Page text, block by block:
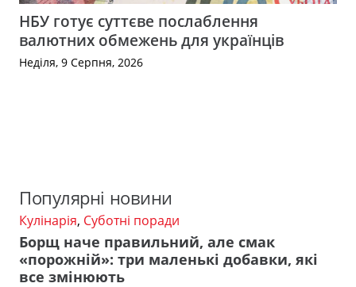
НБУ готує суттєве послаблення
валютних обмежень для українців
Неділя, 9 Серпня, 2026
Популярні новини
Кулінарія, Суботні поради
Борщ наче правильний, але смак
«порожній»: три маленькі добавки, які
все змінюють